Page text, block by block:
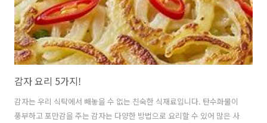
감자 요리 5가지!
감자는 우리 식탁에서 빼놓을 수 없는 친숙한 식재료입니다. 탄수화물이
풍부하고 포만감을 주는 감자는 다양한 방법으로 요리할 수 있어 많은 사